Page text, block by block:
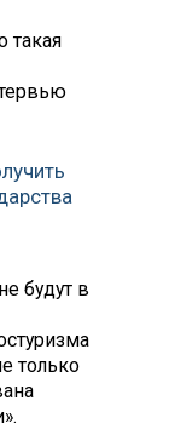
такая
будут в
только